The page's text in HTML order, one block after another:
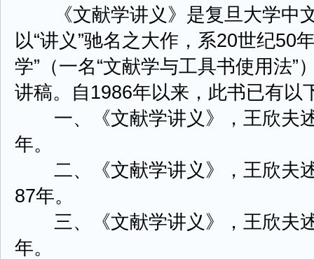
《文献学讲义》是复旦大学中
以“讲义”驰名之大作，系20世纪50
学”（一名“文献学与工具书使用法”
讲稿。自1986年以来，此书已有以
一、《文献学讲义》，王欣夫
年。
二、《文献学讲义》，王欣夫
87年。
三、《文献学讲义》，王欣夫
年。